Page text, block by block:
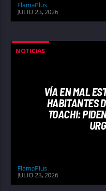
FlamaPlus
JULIO 23, 2026
NOTICIAS
VÍA EN MAL
HABITANTES
TOACHI:
FlamaPlus
JULIO 23, 2026